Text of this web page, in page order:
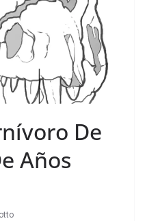
De
Años